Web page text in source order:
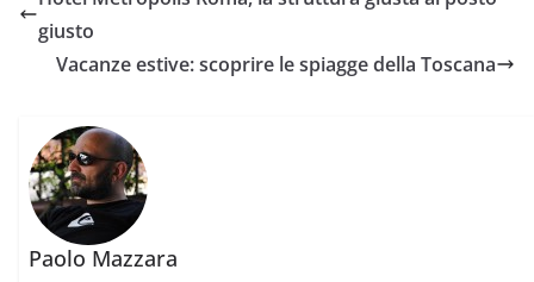
giusto
Vacanze estive: scoprire le spiagge della Toscana
Paolo Mazzara